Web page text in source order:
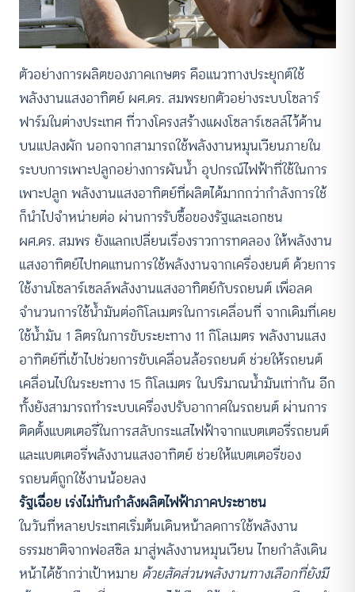
ตัวอย่างการผลิตของภาคเกษตร คือแนวทางประยุกต์ใช้
พลังงานแสงอาทิตย์ ผศ.ดร. สมพรยกตัวอย่างระบบโซลาร์
ฟาร์มในต่างประเทศ ที่วางโครงสร้างแผงโซลาร์เซลล์ไว้ด้าน
บนแปลงผัก นอกจากสามารถใช้พลังงานหมุนเวียนภายใน
ระบบการเพาะปลูกอย่างการผันน้ำ อุปกรณ์ไฟฟ้าที่ใช้ในการ
เพาะปลูก พลังงานแสงอาทิตย์ที่ผลิตได้มากกว่ากำลังการใช้
ก็นำไปจำหน่ายต่อ ผ่านการรับซื้อของรัฐและเอกชน
ผศ.ดร. สมพร ยังแลกเปลี่ยนเรื่องราวการทดลอง ให้พลังงาน
แสงอาทิตย์ไปทดแทนการใช้พลังงานจากเครื่องยนต์ ด้วยการ
ใช้งานโซลาร์เซลล์พลังงานแสงอาทิตย์กับรถยนต์ เพื่อลด
จำนวนการใช้น้ำมันต่อกิโลเมตรในการเคลื่อนที่ จากเดิมที่เคย
ใช้น้ำมัน 1 ลิตรในการขับระยะทาง 11 กิโลเมตร พลังงานแสง
อาทิตย์ที่เข้าไปช่วยการขับเคลื่อนล้อรถยนต์ ช่วยให้รถยนต์
เคลื่อนไปในระยะทาง 15 กิโลเมตร ในปริมาณน้ำมันเท่ากัน อีก
ทั้งยังสามารถทำระบบเครื่องปรับอากาศในรถยนต์ ผ่านการ
ติดตั้งแบตเตอรี่ในการสลับกระแสไฟฟ้าจากแบตเตอรี่รถยนต์
และแบตเตอรี่พลังงานแสงอาทิตย์ ช่วยให้แบตเตอรี่ของ
รถยนต์ถูกใช้งานน้อยลง
รัฐเฉื่อย เร่งไม่ทันกำลังผลิตไฟฟ้าภาคประชาชน
ในวันที่หลายประเทศเริ่มต้นเดินหน้าลดการใช้พลังงาน
ธรรมชาติจากฟอสซิล มาสู่พลังงานหมุนเวียน ไทยกำลังเดิน
หน้าได้ช้ากว่าเป้าหมาย ด้วยสัดส่วนพลังงานทางเลือกที่ยังมี